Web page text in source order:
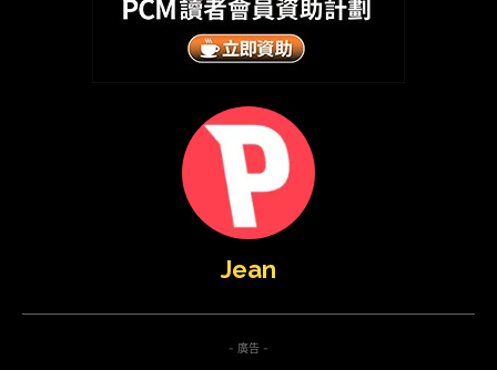
Jean
- 廣告 -